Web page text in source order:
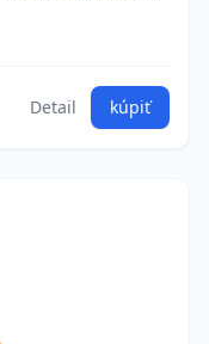
Detail kúpiť